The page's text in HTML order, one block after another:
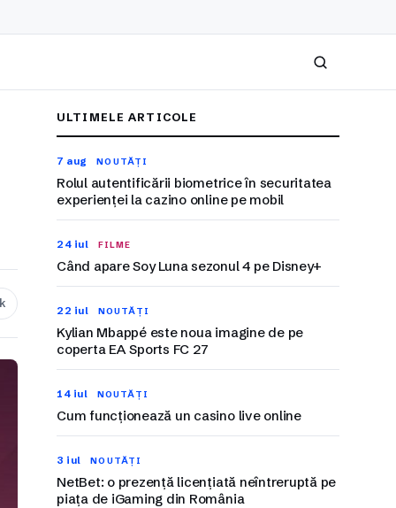
Caută
ULTIMELE ARTICOLE
7 aug NOUTĂȚI
Rolul autentificării biometrice în securitatea
experienței la cazino online pe mobil
24 iul FILME
Când apare Soy Luna sezonul 4 pe Disney+
22 iul NOUTĂȚI
Kylian Mbappé este noua imagine de pe
coperta EA Sports FC 27
14 iul NOUTĂȚI
Cum funcționează un casino live online
3 iul NOUTĂȚI
NetBet: o prezență licențiată neîntreruptă pe
piața de iGaming din România